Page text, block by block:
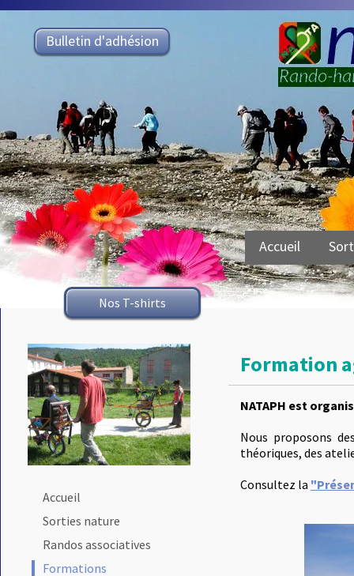
Accueil
Bulletin d'adhésion
Nos T-shirts
Accueil
Sorties nature
Randos associatives
Formations
Formation
NATAPH est
Nous proposons
théoriques, des
Consultez la